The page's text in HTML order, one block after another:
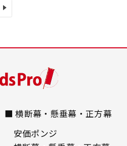
■ 横断幕・懸垂幕・正方幕
安価ポンジ